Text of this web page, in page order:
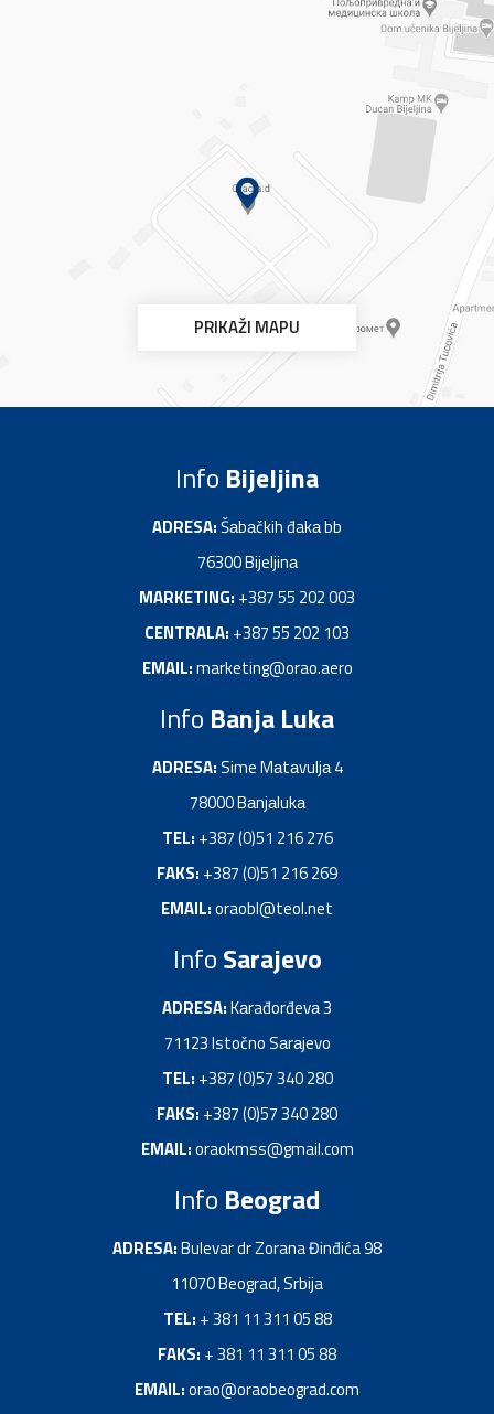
PRIKAŽI MAPU
Info Bijeljina
ADRESA:Šаbаčkih đakа bb
76300 Bijeljinа
MARKETING: +387 55 202 003
CENTRALA: +387 55 202 103
EMAIL:marketing@orao.aero
Info Banja Luka
ADRESA:Sime Mаtаvuljа 4
78000 Bаnjаlukа
TEL: +387 (0)51 216 276
FAKS: +387 (0)51 216 269
EMAIL:oraobl@teol.net
InfoSarajevo
ADRESA:Kаrađorđevа 3
71123 Istočno Sаrаjevo
TEL: +387 (0)57 340 280
FAKS: +387 (0)57 340 280
EMAIL:oraokmss@gmail.com
Info Beograd
ADRESA:Bulevar dr Zorana Đinđića 98
11070 Beograd, Srbija
TEL: + 381 11 311 05 88
FAKS: + 381 11 311 05 88
EMAIL:orao@oraobeograd.com